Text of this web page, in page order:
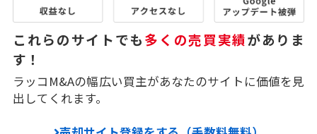
これらのサイトでも多くの売買実績がありま
す！
ラッコM&Aの幅広い買主があなたのサイトに価値を見
出してくれます。